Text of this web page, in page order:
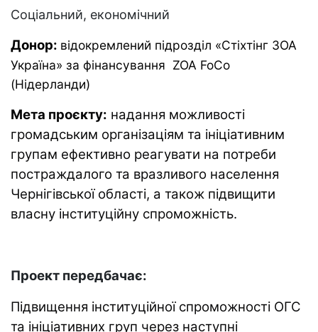
Соціальний, економічний
Донор: відокремлений підрозділ «Стіхтінг ЗОА
Україна» за фінансування ZOA FoCo
(Нідерланди)
Мета проєкту: надання можливості
громадським організаціям та ініціативним
групам ефективно реагувати на потреби
постраждалого та вразливого населення
Чернігівської області, а також підвищити
власну інституційну спроможність.
Проект передбачає:
Підвищення інституційної спроможності ОГС
та ініціативних груп через наступні